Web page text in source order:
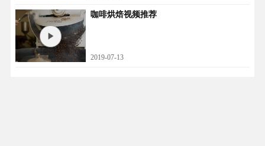
咖啡烘焙视频推荐
2019-07-13